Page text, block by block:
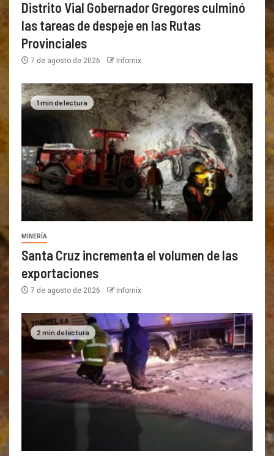
Distrito Vial Gobernador Gregores culminó
las tareas de despeje en las Rutas
Provinciales
7 de agosto de 2026 Infomix
1 min de lectura
MINERÍA
Santa Cruz incrementa el volumen de las
exportaciones
7 de agosto de 2026 Infomix
2 min de lectura